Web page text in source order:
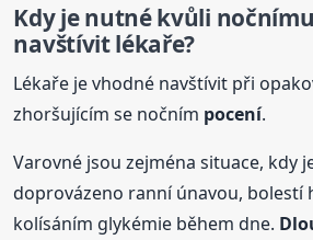
Kdy je nutné kvůli nočnímu
navštívit lékaře?
Lékaře je vhodné navštívit při
zhoršujícím se nočním pocení.
Varovné jsou zejména situace, kdy
doprovázeno ranní únavou, bolestí
kolísáním glykémie během dne.